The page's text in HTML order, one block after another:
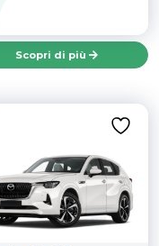
Scopri di più